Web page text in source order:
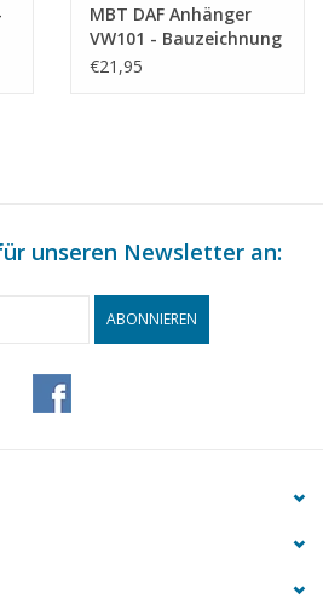
MBT DAF Anhänger
VW101 - Bauzeichnung
Maßstab 1 : 40
€21,95
unseren Newsletter an:
ABONNIEREN